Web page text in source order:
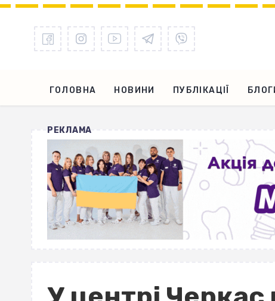
ГОЛОВНА НОВИНИ ПУБЛІКАЦІЇ
РЕКЛАМА